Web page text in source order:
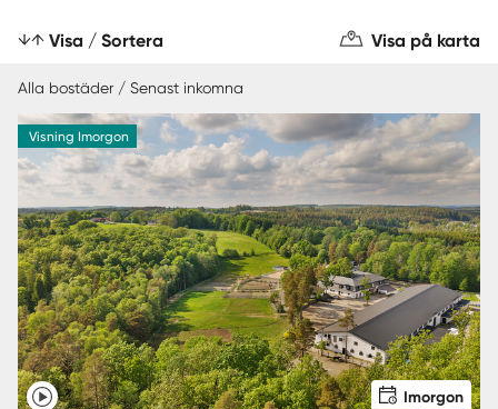
Visa / Sortera Visa på karta
Alla bostäder / Senast inkomna
Visning Imorgon
Imorgon